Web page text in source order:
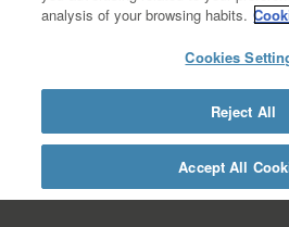
Política de Privacitat de Dades –
salle/informacio-legal/documentacio-
academica/informacio-detallada-
https://www.salleurl.edu/ca/la-salle/
legal/documentacio-
privacitat/informacio-basica-gestio-
detallada-gestio-academica
analysis of your browsing habits.
Cookies
Reject All
Accept All